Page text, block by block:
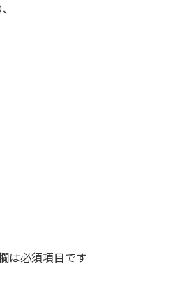
は必須項目です